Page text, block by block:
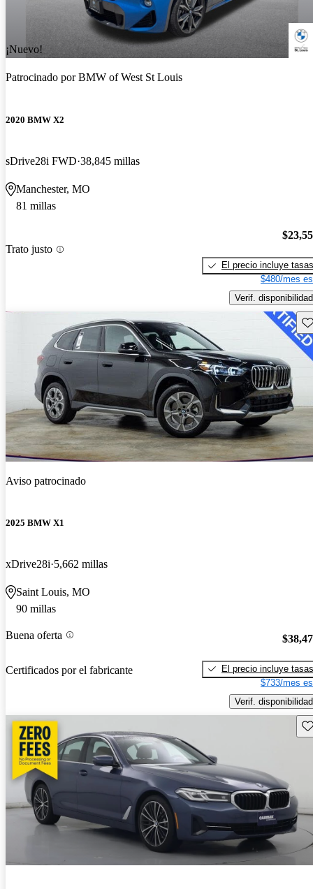
¡Nuevo!
Patrocinado porBMW of West St Louis
2020 BMW X2
sDrive28i FWD 38,845 millas
Manchester, MO
81 millas
Trato justo
El precio incluye tasas
$480/mes
Verif. disponibilidad
Aviso patrocinado
2025 BMW X1
xDrive28i 5,662 millas
Saint Louis, MO
90 millas
Buena oferta
Certificados por el fabricante
El precio incluye tasas
$733/mes
Verif. disponibilidad